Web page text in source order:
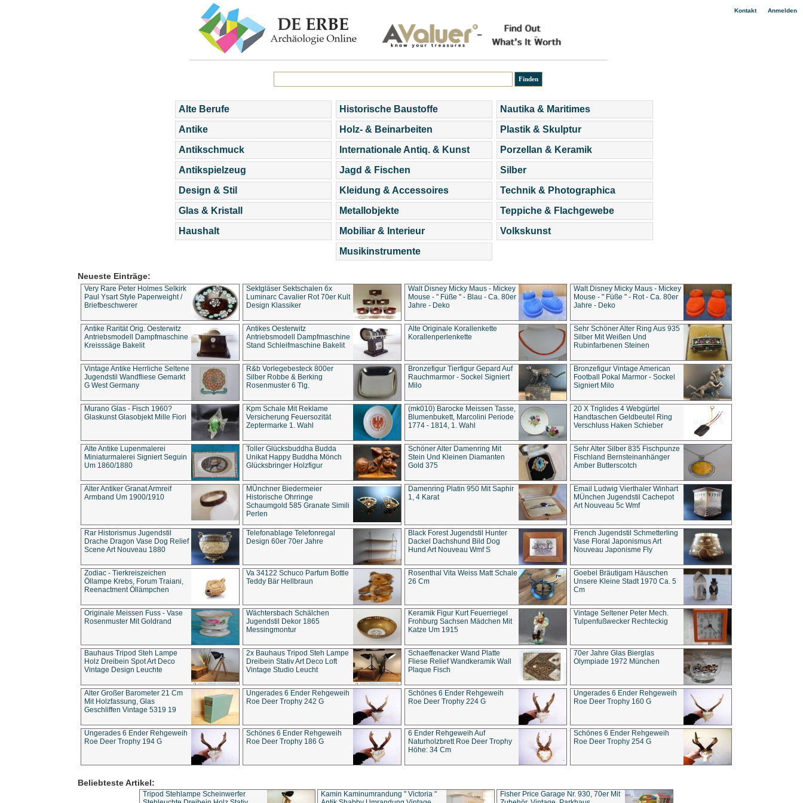
Kontakt| Anmelden
Alte Berufe
Antike
Antikschmuck
Antikspielzeug
Design & Stil
Glas & Kristall
Haushalt
Historische Baustoffe
Holz- & Beinarbeiten
Internationale Antiq. & Kunst
Jagd & Fischen
Kleidung & Accessoires
Metallobjekte
Mobiliar & Interieur
Musikinstrumente
Nautika & Maritimes
Plastik & Skulptur
Porzellan & Keramik
Silber
Technik & Photographica
Teppiche & Flachgewebe
Volkskunst
Neueste Einträge:
Very Rare Peter Holmes Selkirk
Paul Ysart Style Paperweight /
Briefbeschwerer
Sektgläser Sektschalen 6x
Luminarc Cavalier Rot 70er Kult
Design Klassiker
Walt Disney Micky Maus - Mickey
Mouse - " Füße " - Blau - Ca. 80er
Jahre - Deko
Walt Disney Micky Maus - Mickey
Mouse - " Füße " - Rot - Ca. 80er
Jahre - Deko
Antike Rarität Orig. Oesterwitz
Antriebsmodell Dampfmaschine
Kreisssäge Bakelit
Antikes Oesterwitz
Antriebsmodell Dampfmaschine
Stand Schleifmaschine Bakelit
Alte Originale Korallenkette
Korallenperlenkette
Sehr Schöner Alter Ring Aus 935
Silber Mit Weißen Und
Rubinfarbenen Steinen
Vintage Antike Herrliche Seltene
Jugendstil Wandfliese Gemarkt
G West Germany
R&b Vorlegebesteck 800er
Silber Robbe & Berking
Rosenmuster 6 Tlg.
Bronzefigur Tierfigur Gepard Auf
Rauchmarmor - Sockel Signiert
Milo
Bronzefigur Vintage American
Football Pokal Marmor - Sockel
Signiert Milo
Murano Glas - Fisch 1960?
Glaskunst Glasobjekt Mille Fiori
Kpm Schale Mit Reklame
Versicherung Feuersozität
Zeptermarke 1. Wahl
(mk010) Barocke Meissen Tasse,
Blumenbukett, Marcolini Periode
1774 - 1814, 1. Wahl
20 X Triglides 4 Webgürtel
Handtaschen Geldbeutel Ring
Verschluss Haken Schieber
Alte Antike Lupenmalerei
Miniaturmalerei Signiert Seguin
Um 1860/1880
Toller Glücksbuddha Budda
Unikat Happy Buddha Mönch
Glücksbringer Holzfigur
Schöner Alter Damenring Mit
Stein Und Kleinen Diamanten
Gold 375
Sehr Alter Silber 835 Fischpunze
Fischland Bernsteinanhänger
Amber Butterscotch
Alter Antiker Granat Armreif
Armband Um 1900/1910
MÜnchner Biedermeier
Historische Ohrringe
Schaumgold 585 Granate Simili
Perlen
Damenring Platin 950 Mit Saphir
1, 4 Karat
Email Ludwig Vierthaler Winhart
MÜnchen Jugendstil Cachepot
Art Nouveau 5c Wmf
Rar Historismus Jugendstil
Drache Dragon Vase Dog Relief
Scene Art Nouveau 1880
Telefonablage Telefonregal
Design 60er 70er Jahre
Black Forest Jugendstil Hunter
Dackel Dachshund Bild Dog
Hund Art Nouveau Wmf S
French Jugendstil Schmetterling
Vase Floral Japonismus Art
Nouveau Japonisme Fly
Zodiac - Tierkreiszeichen
Öllampe Krebs, Forum Traiani,
Reenactment Öllämpchen
Va 34122 Schuco Parfum Bottle
Teddy Bär Hellbraun
Rosenthal Vita Weiss Matt Schale
26 Cm
Goebel Bräutigam Häuschen
Unsere Kleine Stadt 1970 Ca. 5
Cm
Originale Meissen Fuss - Vase
Rosenmuster Mit Goldrand
Wächtersbach Schälchen
Jugendstil Dekor 1865
Messingmontur
Keramik Figur Kurt Feuerriegel
Frohburg Sachsen Mädchen Mit
Katze Um 1915
Vintage Seltener Peter Mech.
Tulpenfußwecker Rechteckig
Bauhaus Tripod Steh Lampe
Holz Dreibein Spot Art Deco
Vintage Design Leuchte
2x Bauhaus Tripod Steh Lampe
Dreibein Stativ Art Deco Loft
Vintage Studio Leucht
Schaeffenacker Wand Platte
Fliese Relief Wandkeramik Wall
Plaque Fisch
70er Jahre Glas Bierglas
Olympiade 1972 München
Alter Großer Barometer 21 Cm
Mit Holzfassung, Glas
Geschliffen Vintage 5319 19
Ungerades 6 Ender Rehgeweih
Roe Deer Trophy 242 G
Schönes 6 Ender Rehgeweih
Roe Deer Trophy 224 G
Ungerades 6 Ender Rehgeweih
Roe Deer Trophy 160 G
Ungerades 6 Ender Rehgeweih
Roe Deer Trophy 194 G
Schönes 6 Ender Rehgeweih
Roe Deer Trophy 186 G
6 Ender Rehgeweih Auf
Naturholzbrett Roe Deer Trophy
Höhe: 34 Cm
Schönes 6 Ender Rehgeweih
Roe Deer Trophy 254 G
Beliebteste Artikel:
Tripod Stehlampe Scheinwerfer
Kamin Kaminumrandung " Victoria "
Fisher Price Garage Nr. 930, 70er Mit